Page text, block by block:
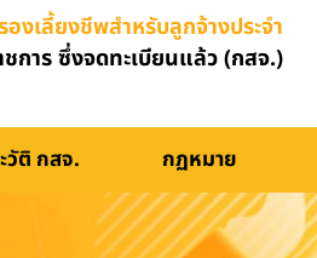
งเลี้ยงชีพสำหรับลูกจ้างประจำ
การ ซึ่งจดทะเบียนแล้ว (กสจ.)
วัติ กสจ. กฏหมาย